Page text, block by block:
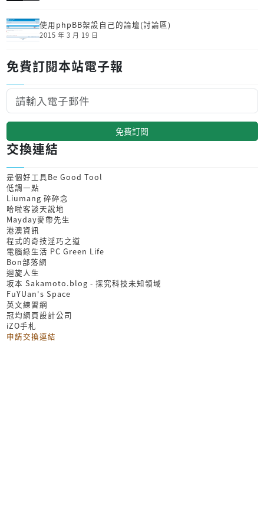
使用phpBB架設自己的論壇(討論區)
2015 年 3 月 19 日
免費訂閱本站電子報
免費訂閱
交換連結
是個好工具Be Good Tool
低調一點
Liumang 碎碎念
哈啦客談天說地
Mayday麥帶先生
港澳資訊
程式的奇技淫巧之道
電腦綠生活 PC Green Life
Bon部落網
迴旋人生
坂本 Sakamoto.blog - 探究科技未知領域
FuYUan's Space
英文練習網
冠均網頁設計公司
iZO手札
申請交換連結